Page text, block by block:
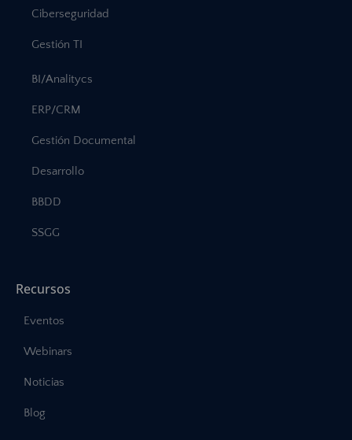
Ciberseguridad
Gestión TI
BI/Analitycs
ERP/CRM
Gestión Documental
Desarrollo
BBDD
SSGG
Recursos
Eventos
Webinars
Noticias
Blog